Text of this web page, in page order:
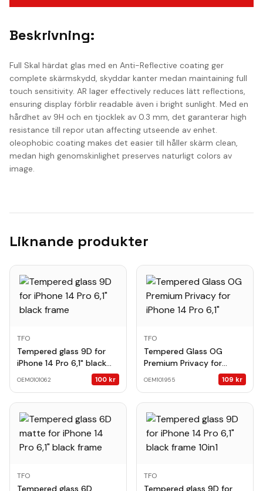
Beskrivning:
Full Skal härdat glas med en Anti-Reflective coating ger
complete skärmskydd, skyddar kanter medan maintaining full
touch sensitivity. AR lager effectively reduces lätt reflections,
ensuring display förblir readable även i bright sunlight. Med en
hårdhet av 9H och en tjocklek av 0.3 mm, det garanterar high
resistance till repor utan affecting utseende av enhet.
oleophobic coating makes det easier till håller skärm clean,
medan high genomskinlighet preserves naturligt colors av
image.
Liknande produkter
TFO
Tempered glass 9D for
iPhone 14 Pro 6,1" black
OEM0101062 100 kr
TFO
Tempered Glass OG
Premium Privacy for
OEM101955 109 kr
TFO
Tempered glass 6D
TFO
Tempered glass 9D for